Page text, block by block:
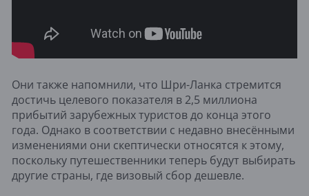
Они также напомнили, что Шри-Ланка стремится
достичь целевого показателя в 2,5 миллиона
прибытий зарубежных туристов до конца этого
года. Однако в соответствии с недавно внесёнными
изменениями они скептически относятся к этому,
поскольку путешественники теперь будут выбирать
другие страны, где визовый сбор дешевле.